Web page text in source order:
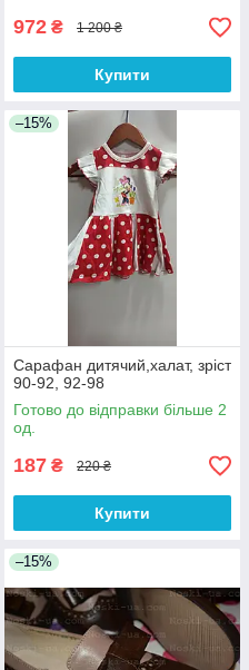
972 ₴ 1 200 ₴
Купити
–15%
Сарафан дитячий,халат, зріст
90-92, 92-98
Готово до відправки більше 2
од.
187 ₴ 220 ₴
Купити
–15%